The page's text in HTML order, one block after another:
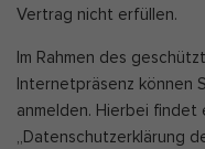
Vertrag nicht erfüllen.
Im Rahmen des
Internetpräsenz können
anmelden. Hierbei findet
„Datenschutzerklärung